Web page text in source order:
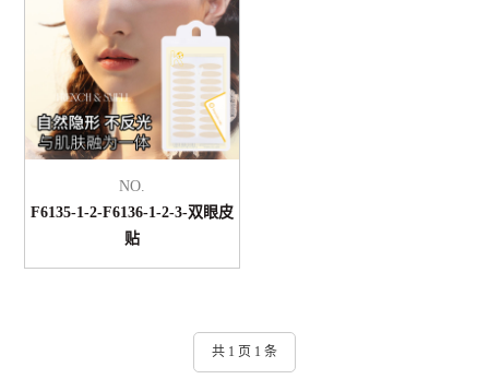
NO.
F6135-1-2-F6136-1-2-3-双眼皮
贴
共 1 页 1 条